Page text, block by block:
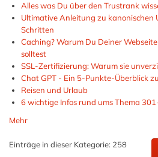
Alles was Du über den Trustrank
Ultimative Anleitung zu kanonischen
Schritten
Caching? Warum Du Deiner
solltest
SSL-Zertifizierung: Warum sie
Chat GPT - Ein 5-Punkte-Überblick
Reisen und Urlaub
6 wichtige Infos rund ums Thema
Mehr
Einträge in dieser Kategorie: 258